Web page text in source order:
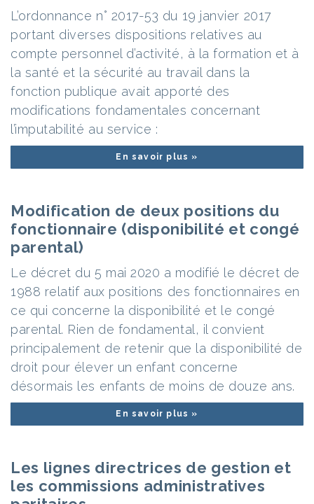
L’ordonnance n° 2017-53 du 19 janvier 2017
portant diverses dispositions relatives au
compte personnel d’activité, à la formation et à
la santé et la sécurité au travail dans la
fonction publique avait apporté des
modifications fondamentales concernant
l’imputabilité au service :
En savoir plus »
Modification de deux positions du
fonctionnaire (disponibilité et congé
parental)
Le décret du 5 mai 2020 a modifié le décret de
1988 relatif aux positions des fonctionnaires en
ce qui concerne la disponibilité et le congé
parental. Rien de fondamental, il convient
principalement de retenir que la disponibilité de
droit pour élever un enfant concerne
désormais les enfants de moins de douze ans.
En savoir plus »
Les lignes directrices de gestion et
les commissions administratives